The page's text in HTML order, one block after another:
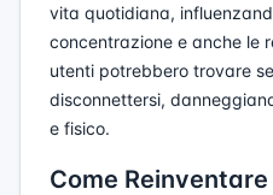
vita quotidiana,
concentrazione e anche le
utenti potrebbero trovare
disconnettersi,
e fisico.
Come